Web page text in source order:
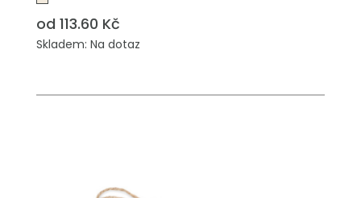
od 113.60 Kč
Skladem: Na dotaz